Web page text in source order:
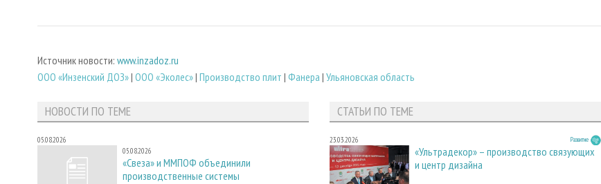
Источник новости: www.inzadoz.ru
ООО «Инзенский ДОЗ»| ООО «Эколес»| Производство плит | Фанера | Ульяновская область
НОВОСТИ ПО ТЕМЕ
05.08.2026
05.08.2026
«Свеза» и ММПОФ объединили
производственные системы
СТАТЬИ ПО ТЕМЕ
23.03.2026 Развитие
«Ультрадекор» – производство связующих
и центр дизайна